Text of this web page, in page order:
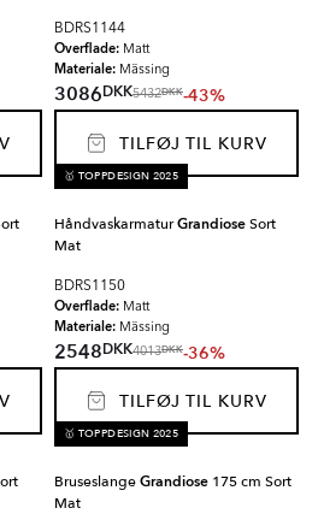
BDRS1144
Overflade: Matt
Materiale: Mässing
3086DKK5432DKK-43%
TILFØJ TIL KURV
🥇 TOPPDESIGN 2025
HåndvaskarmaturGrandioseSort
Mat
BDRS1150
Overflade: Matt
Materiale: Mässing
2548DKK4013DKK-36%
TILFØJ TIL KURV
🥇 TOPPDESIGN 2025
BruseslangeGrandiose 175 cm Sort
Mat